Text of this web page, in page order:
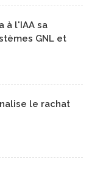
à l'IAA sa
GNL et
le rachat